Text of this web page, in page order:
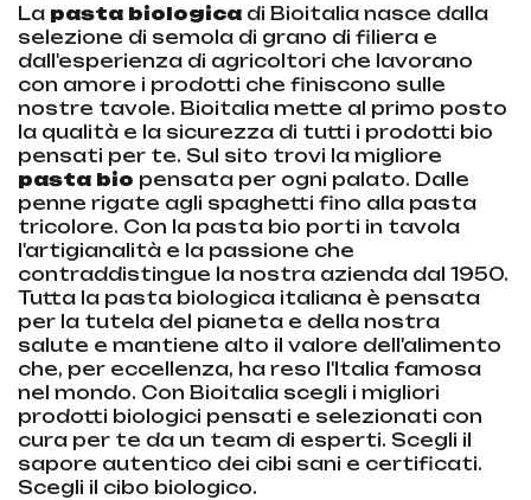
La pasta biologica di Bioitalia nasce dalla
selezione di semola di grano di filiera e
dall'esperienza di agricoltori che lavorano
con amore i prodotti che finiscono sulle
nostre tavole. Bioitalia mette al primo posto
la qualità e la sicurezza di tutti i prodotti bio
pensati per te. Sul sito trovi la migliore
pasta bio pensata per ogni palato. Dalle
penne rigate agli spaghetti fino alla pasta
tricolore. Con la pasta bio porti in tavola
l'artigianalità e la passione che
contraddistingue la nostra azienda dal 1950.
Tutta la pasta biologica italiana è pensata
per la tutela del pianeta e della nostra
salute e mantiene alto il valore dell'alimento
che, per eccellenza, ha reso l'Italia famosa
nel mondo. Con Bioitalia scegli i migliori
prodotti biologici pensati e selezionati con
cura per te da un team di esperti. Scegli il
sapore autentico dei cibi sani e certificati.
Scegli il cibo biologico.